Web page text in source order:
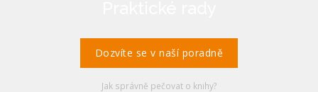
Dozvíte se v naší poradně
Jak správně pečovat o knihy?